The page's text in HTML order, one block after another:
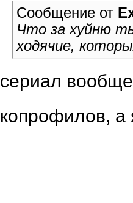
Сообщение от
Что за хуйню
ходячие,
сериал
копрофилов, а